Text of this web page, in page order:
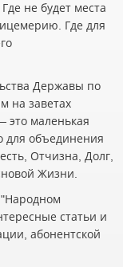
не будет места
Где для
Державы по
на заветах
это маленькая
для объединения
Отчизна, Долг,
Жизни.
"Народном
статьи и
абонентской